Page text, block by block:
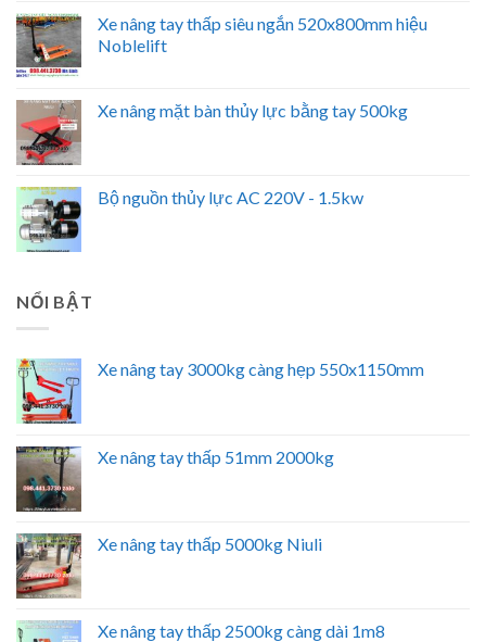
Xe nâng tay thấp siêu ngắn 520x800mm hiệu
Noblelift
Xe nâng mặt bàn thủy lực bằng tay 500kg
Bộ nguồn thủy lực AC 220V - 1.5kw
NỔI BẬT
Xe nâng tay 3000kg càng hẹp 550x1150mm
Xe nâng tay thấp 51mm 2000kg
Xe nâng tay thấp 5000kg Niuli
Xe nâng tay thấp 2500kg càng dài 1m8